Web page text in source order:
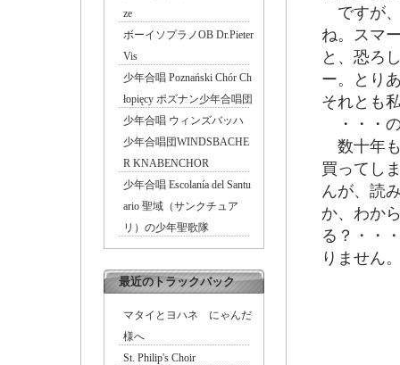
ze
ボーイソプラノOB Dr.Pieter
Vis
少年合唱 Poznański Chór Ch
łopięcy ポズナン少年合唱団
少年合唱 ウィンズバッハ
少年合唱団WINDSBACHE
R KNABENCHOR
少年合唱 Escolanía del Santu
ario 聖域（サンクチュア
リ）の少年聖歌隊
最近のトラックバック
マタイとヨハネ にゃんだ
様へ
St. Philip's Choir
ですが
ね。スマ
と、恐ろ
ー。とり
それとも
・・・
数十年
買ってし
んが、読
か、わか
る？・・
りませ